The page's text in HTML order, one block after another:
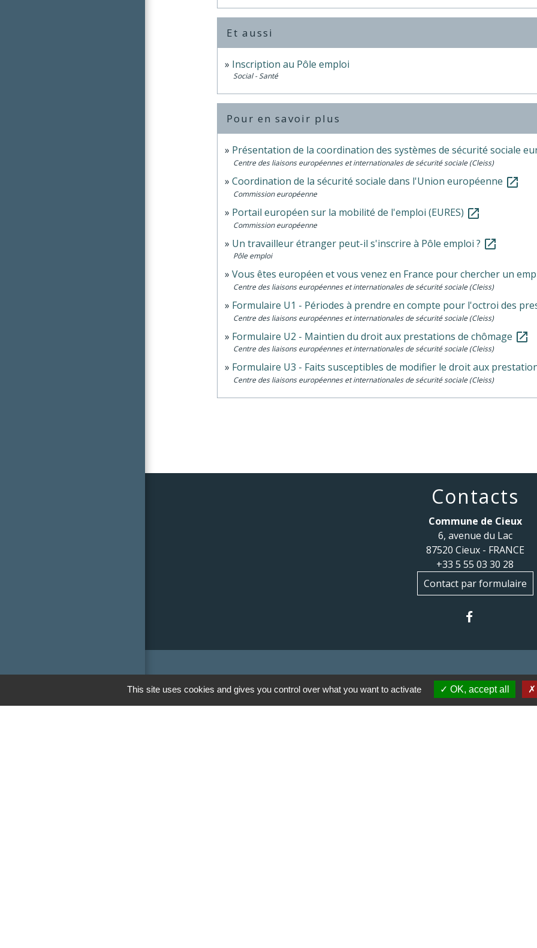
Et aussi
Inscription au Pôle emploi
Social - Santé
Pour en savoir plus
Présentation de la coordination des systèmes de sécurité sociale
Centre des liaisons européennes et internationales de sécurité sociale (Cleiss)
Coordination de la sécurité sociale dans l'Union européenne open_in_new
Commission européenne
Portail européen sur la mobilité de l'emploi (EURES) open_in_new
Commission européenne
Un travailleur étranger peut-il s'inscrire à Pôle emploi ? open_in_new
Pôle emploi
Vous êtes européen et vous venez en France pour chercher un
Centre des liaisons européennes et internationales de sécurité sociale (Cleiss)
Formulaire U1 - Périodes à prendre en compte pour l'octroi des
Centre des liaisons européennes et internationales de sécurité sociale (Cleiss)
Formulaire U2 - Maintien du droit aux prestations de chômage open_in_new
Centre des liaisons européennes et internationales de sécurité sociale (Cleiss)
Formulaire U3 - Faits susceptibles de modifier le droit aux
Centre des liaisons européennes et internationales de sécurité sociale (Cleiss)
Contacts
Commune de Cieux
6, avenue du Lac
87520 Cieux - FRANCE
+33 5 55 03 30 28
Contact par formulaire
Liens
This site uses cookies and gives you control over what you want to activate OK, accept all